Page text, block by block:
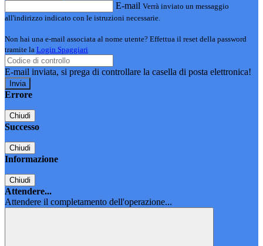
E-mail Verrà inviato un messaggio
all'indirizzo indicato con le istruzioni necessarie.
Non hai una e-mail associata al nome utente? Effettua il reset della password
tramite la Login Spaggiari
E-mail inviata, si prega di controllare la casella di posta elettronica!
Errore
Chiudi
Successo
Chiudi
Informazione
Chiudi
Attendere...
Attendere il completamento dell'operazione...